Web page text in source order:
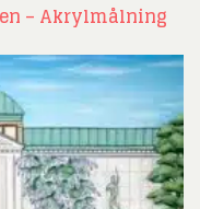
– Akrylmålning